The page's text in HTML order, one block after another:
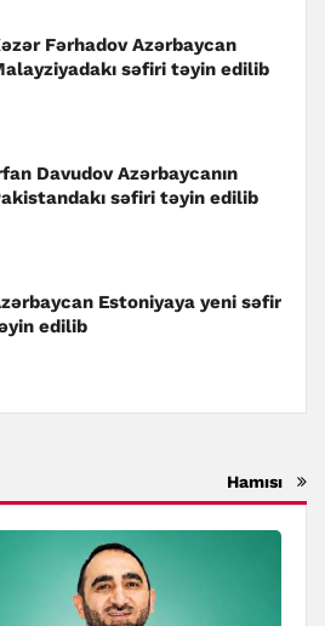
Fərhadov Azərbaycan
səfiri təyin edilib
Davudov Azərbaycanın
səfiri təyin edilib
Estoniyaya yeni səfir
edilib
Hamısı